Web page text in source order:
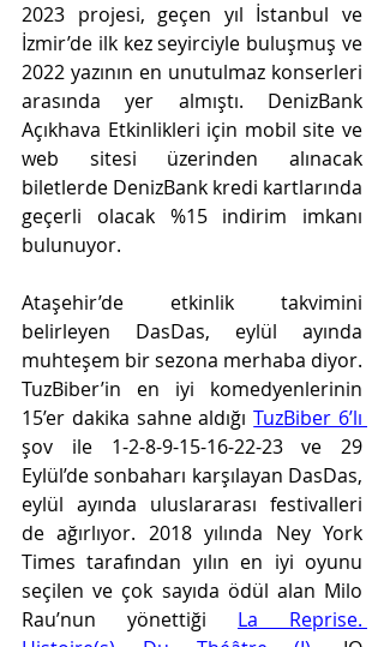
2023 projesi, geçen yıl İstanbul ve
İzmir’de ilk kez seyirciyle buluşmuş ve
2022 yazının en unutulmaz konserleri
arasında yer almıştı. DenizBank
Açıkhava Etkinlikleri için mobil site ve
web sitesi üzerinden alınacak
biletlerde DenizBank kredi kartlarında
geçerli olacak %15 indirim imkanı
bulunuyor.
Ataşehir’de etkinlik takvimini
belirleyen DasDas, eylül ayında
muhteşem bir sezona merhaba diyor.
TuzBiber’in en iyi komedyenlerinin
15’er dakika sahne aldığı
şov ile 1-2-8-9-15-16-22-23 ve 29
Eylül’de sonbaharı karşılayan DasDas,
eylül ayında uluslararası festivalleri
de ağırlıyor. 2018 yılında Ney York
Times tarafından yılın en iyi oyunu
seçilen ve çok sayıda ödül alan Milo
Rau’nun yönettiği La Reprise.